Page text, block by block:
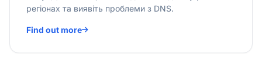
регіонах та виявіть проблеми з DNS.
Find out more